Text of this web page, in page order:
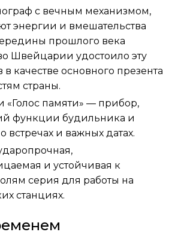
с вечным механизмом,
энергии и вмешательства
прошлого века
Швейцарии удостоило эту
качестве основного презента
страны.
«Голос памяти» — прибор,
функции будильника и
встречах и важных датах.
и устойчивая к
серия для работы на
станциях.